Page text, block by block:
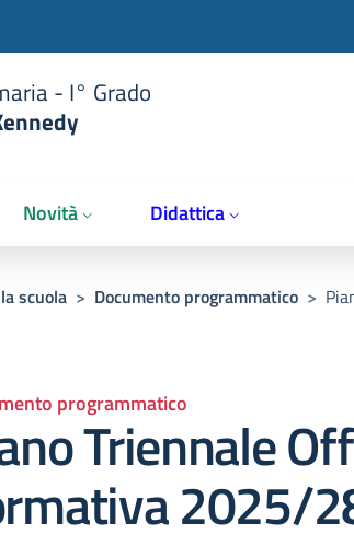
Slim top
- I° Grado
Novità Didattica
scuola > Documento programmatico >
programmatico
Triennale
2025/